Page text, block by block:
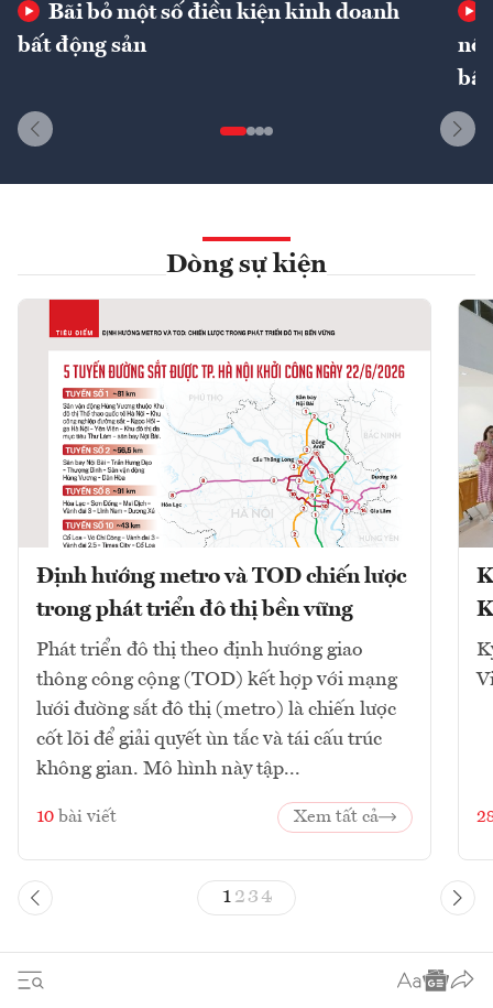
Bãi bỏ một số điều kiện kinh doanh
bất động sản
Dòng sự kiện
Định hướng metro và TOD chiến lược
trong phát triển đô thị bền vững
Phát triển đô thị theo định hướng giao
thông công cộng (TOD) kết hợp với mạng
lưới đường sắt đô thị (metro) là chiến lược
cốt lõi để giải quyết ùn tắc và tái cấu trúc
không gian. Mô hình này tập...
10 bài viết Xem tất cả
1 23 4